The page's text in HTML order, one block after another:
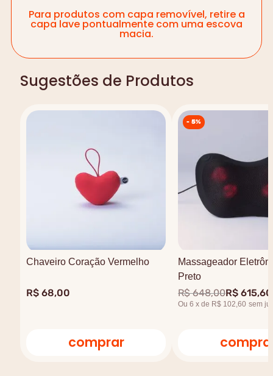
Para produtos com capa removível, retire a
capa lave pontualmente com uma escova
macia.
Sugestões de Produtos
Chaveiro Coração Vermelho
R$ 68,00
comprar
- 5%
Massageador
Preto
R$ 648,00R$ 615,60
Ou 6 x de R$ 102,60 sem